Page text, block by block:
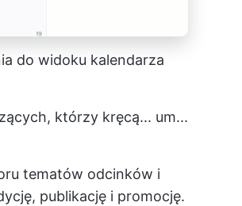
do widoku kalendarza
którzy kręcą... um...
tematów odcinków i
publikację i promocję.